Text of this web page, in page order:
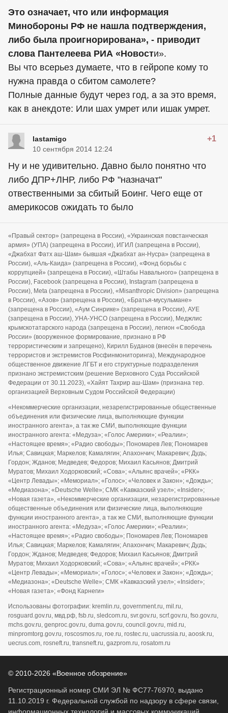
Это означает, что или информация
Минобороны РФ не нашла подтверждения,
либо была проигнорирована», - приводит
слова Пантелеева РИА «Новости».
Вы что всерьез думаете, что в гейропе кому то
нужна правда о сбитом самолете?
Полные данные будут через год, а за это время,
как в анекдоте: Или шах умрет или ишак умрет.
lastamigo +1
10 сентября 2014 12:24
Ну и не удивительно. Давно было понятно что
либо ДПР+ЛНР, либо РФ "назначат"
отвественными за сбитый Боинг. Чего еще от
америкосов ожидать то было
«Правый сектор» (запрещена в России), «Украинская повстанческая
армия» (УПА) (запрещена в России), ИГИЛ (запрещена в России),
«Джабхат Фатх аш-Шам» бывшая «Джабхат ан-Нусра» (запрещена в
России), «Аль-Каида» (запрещена в России), «Фонд борьбы с
коррупцией» (запрещена в России), «Штабы Навального» (запрещена в
России), Facebook (запрещена в России), Instagram (запрещена в
России), Meta (запрещена в России), «Misanthropic Division» (запрещена
в России), «Азов» (запрещена в России), «Братья-мусульмане»
(запрещена в России), «Аум Синрике» (запрещена в России), АУЕ
(запрещена в России), УНА-УНСО (запрещена в России), Меджлис
крымскотатарского народа (запрещена в России), легион «Свобода
России» (вооруженное формирование, признано в РФ
террористическим и запрещено), Кирилл Буданов (внесён в перечень
террористов и экстремистов Росфинмониторинга), Международное
общественное движение ЛГБТ и его структурные подразделения
признано экстремистским (решение Верховного Суда Российской
Федерации от 30.11.2023), «Хайят Тахрир аш-Шам» (признана тер.
организацией Верховным Судом Российской Федерации)
«Некоммерческие организации, незарегистрированные общественные
объединения или физические лица, выполняющие функции
иностранного агента», а так же СМИ, выполняющие функции
иностранного агента: «Медуза»; «Голос Америки»; «Реалии»;
«Настоящее время»; «Радио свободы»; Пономарев Лев; Пономарев
Илья; Савицкая; Маркелов; Камалягин; Апахончич; Макаревич; Дудь;
Гордон; Жданов; Медведев; Федоров; Михаил Касьянов; Дмитрий
Муратов; Михаил Ходорковский; «Сова»; «Альянс врачей»; «РКК»
«Центр Левады»; «Мемориал»; «Голос»; «Человек и Закон»; «Дождь»;
«Медиазона»; «Deutsche Welle»; СМК «Кавказский узел»; «Insider»;
«Новая газета», «Некоммерческие организации, незарегистрированные
общественные объединения или физические лица, выполняющие
функции иностранного агента», а так же СМИ, выполняющие функции
иностранного агента: «Медуза»; «Голос Америки»; «Реалии»;
«Настоящее время»; «Радио свободы»; Пономарев Лев; Пономарев
Илья; Савицкая; Маркелов; Камалягин; Апахончич; Макаревич; Дудь;
Гордон; Жданов; Медведев; Федоров; Михаил Касьянов; Дмитрий
Муратов; Михаил Ходорковский; «Сова»; «Альянс врачей»; «РКК»
«Центр Левады»; «Мемориал»; «Голос»; «Человек и Закон»; «Дождь»;
«Медиазона»; «Deutsche Welle»; СМК «Кавказский узел»; «Insider»;
«Новая газета»; «Фонд Карнеги»
Использованы фотографии: kremlin.ru, government.ru, mil.ru,
rosguard.gov.ru, мвд.рф, fsb.ru, sledcom.ru, svr.gov.ru, scrf.gov.ru, fso.gov.ru,
mchs.gov.ru, genproc.gov.ru, duma.gov.ru, council.gov.ru, mid.ru,
minpromtorg.gov.ru, roscosmos.ru, roe.ru, rostec.ru, uacrussia.ru, aoosk.ru,
uecrus.com, rosneft.ru, transneft.ru, gazprom.ru, rosatom.ru
© 2010-2026 «Военное обозрение»
Регистрационный номер СМИ ЭЛ № ФС77-76970, выдано
11.10.2019 г. Федеральной службой по надзору в сфере связи,
информационных технологий и массовых коммуникаций